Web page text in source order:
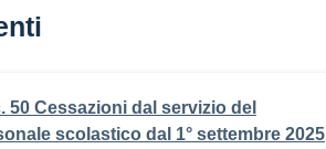
50 Cessazioni dal servizio del
scolastico dal 1° settembre 2025